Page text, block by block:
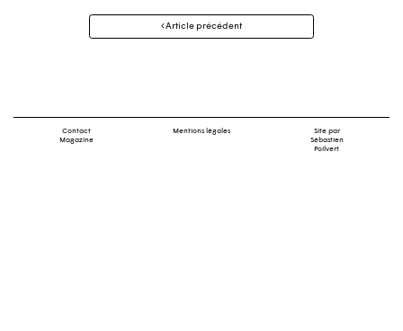
Navigation
Article précédent
Contact
Magazine
Mentions légales
Site par
Sébastien
Poilvert